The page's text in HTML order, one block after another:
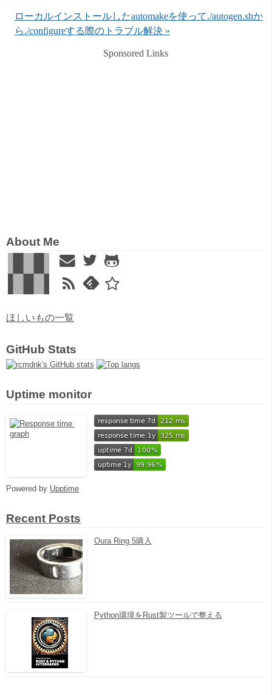
ローカルインストールしたautomakeを使って./autogen.shか
ら./configureする際のトラブル解決 »
Sponsored Links
About Me
ほしいもの一覧
GitHub Stats
Uptime monitor
Powered by Upptime
Recent Posts
Oura Ring 5購入
Python環境をRust製ツールで整える